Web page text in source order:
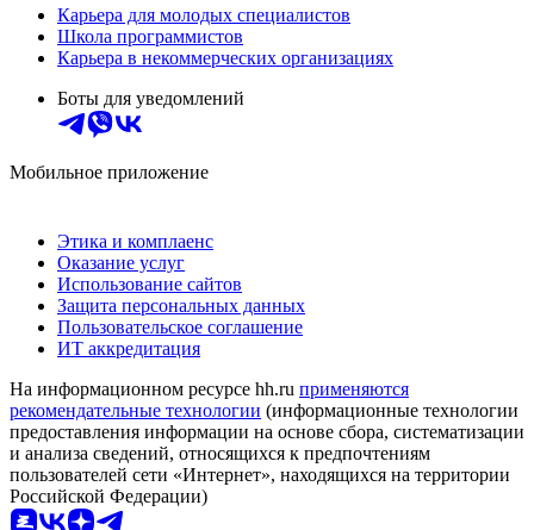
Карьера для молодых специалистов
Школа программистов
Карьера в некоммерческих организациях
Боты для уведомлений
Мобильное приложение
Этика и комплаенс
Оказание услуг
Использование сайтов
Защита персональных данных
Пользовательское соглашение
ИТ аккредитация
На информационном ресурсе hh.ru применяются
рекомендательные технологии (информационные технологии
предоставления информации на основе сбора, систематизации
и анализа сведений, относящихся к предпочтениям
пользователей сети «Интернет», находящихся на территории
Российской Федерации)